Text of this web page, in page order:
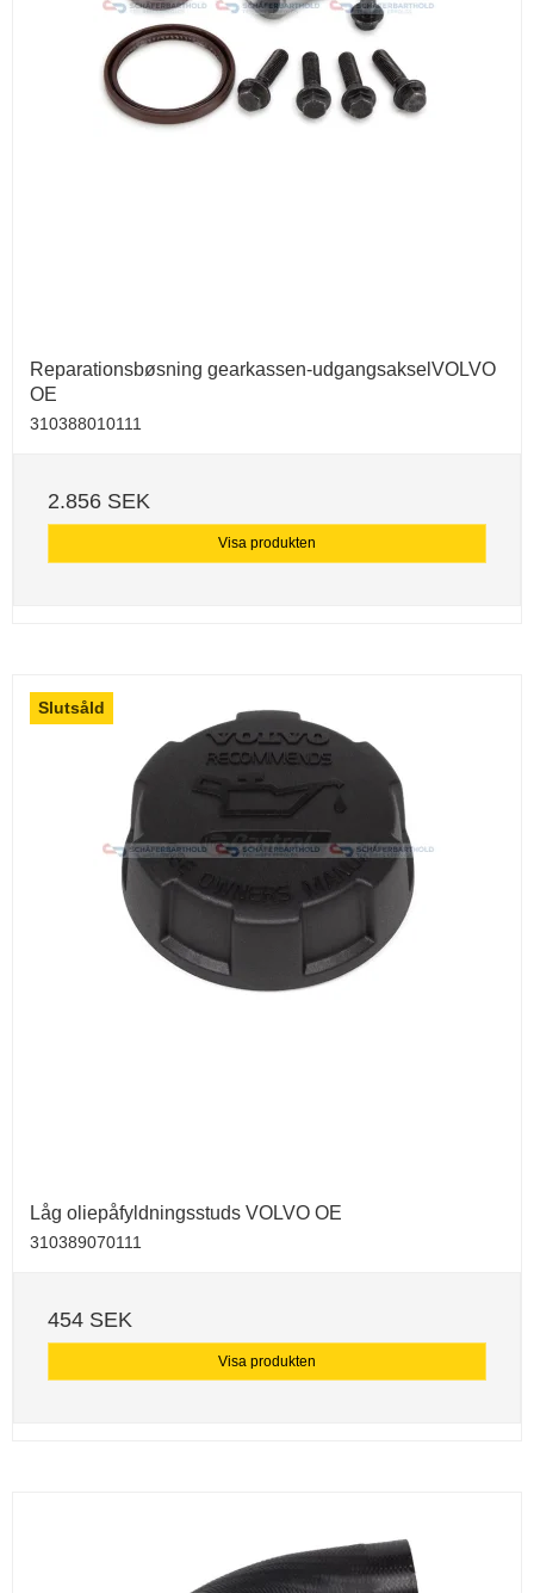
Reparationsbøsning gearkassen-udgangsakselVOLVO
OE
310388010111
2.856 SEK
Visa produkten
Slutsåld
Låg oliepåfyldningsstuds VOLVO OE
310389070111
454 SEK
Visa produkten